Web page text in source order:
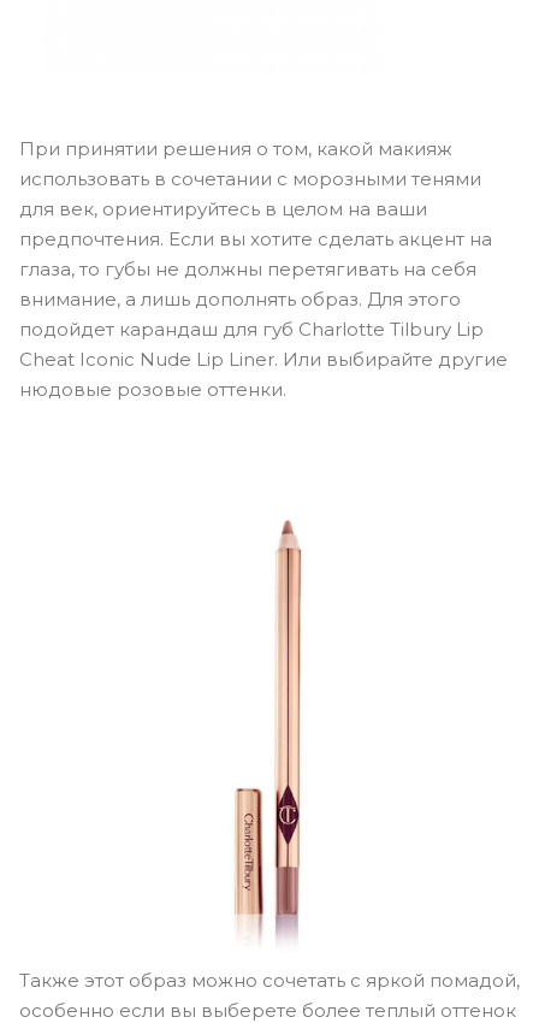
При принятии решения о том, какой макияж
использовать в сочетании с морозными тенями
для век, ориентируйтесь в целом на ваши
предпочтения. Если вы хотите сделать акцент на
глаза, то губы не должны перетягивать на себя
внимание, а лишь дополнять образ. Для этого
подойдет карандаш для губ Charlotte Tilbury Lip
Cheat Iconic Nude Lip Liner. Или выбирайте другие
нюдовые розовые оттенки.
Также этот образ можно сочетать с яркой помадой,
особенно если вы выберете более теплый оттенок